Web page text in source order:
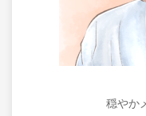
穏やか